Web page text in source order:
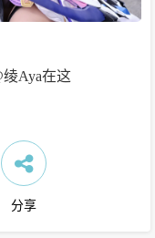
分享